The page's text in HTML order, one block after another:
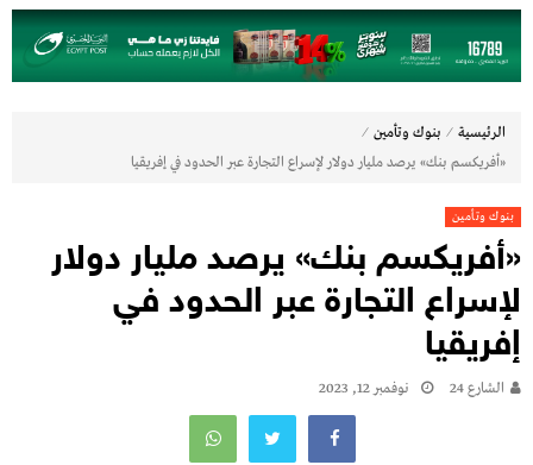
الرئيسية ⁄ بنوك وتأمين ⁄
«أفريكسم بنك» يرصد مليار دولار لإسراع التجارة عبر الحدود في إفريقيا
بنوك وتأمين
«أفريكسم بنك» يرصد مليار دولار
لإسراع التجارة عبر الحدود في
إفريقيا
الشارع 24 نوفمبر 12, 2023